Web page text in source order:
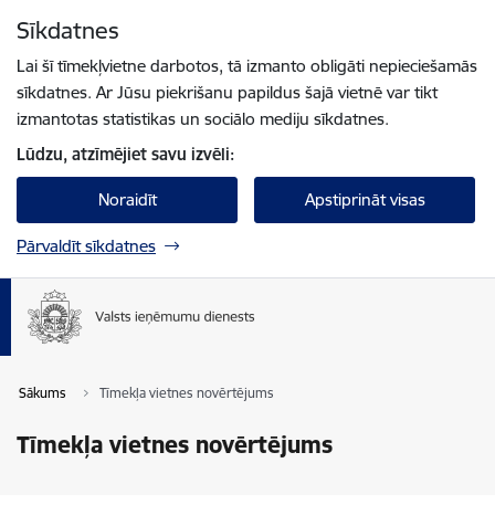
Sīkdatnes
Lai šī tīmekļvietne darbotos, tā izmanto obligāti nepieciešamās
sīkdatnes. Ar Jūsu piekrišanu papildus šajā vietnē var tikt
izmantotas statistikas un sociālo mediju sīkdatnes.
Lūdzu, atzīmējiet savu izvēli:
Noraidīt Apstiprināt visas
Pārvaldīt sīkdatnes
Sākums Tīmekļa vietnes novērtējums
Tīmekļa vietnes novērtējums